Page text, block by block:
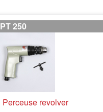
PT 250
Perceuse revolver